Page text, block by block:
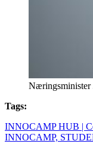
Næringsminister
Tags:
INNOCAMP HUB |
INNOCAMP,